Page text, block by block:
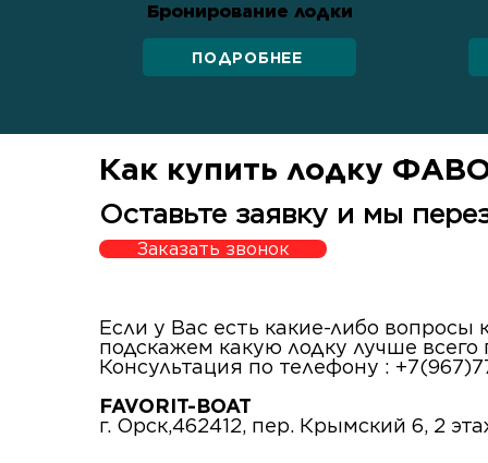
Бронирование лодки
ПОДРОБНЕЕ
Как купить лодку
Оставьте заявку и мы
Заказать звонок
Если у Вас есть какие-либо
подскажем какую лодку лучше
Консультация по телефону :
FAVORIT-BOAT
г. Орск,462412, пер. Крымский 6, 2